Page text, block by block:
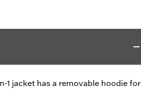
1 jacket has a removable hoodie for